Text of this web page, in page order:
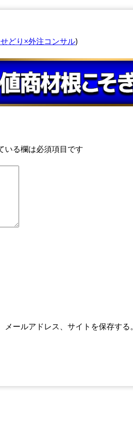
どり×外注コンサル)
いる欄は必須項目です
ールアドレス、サイトを保存する。